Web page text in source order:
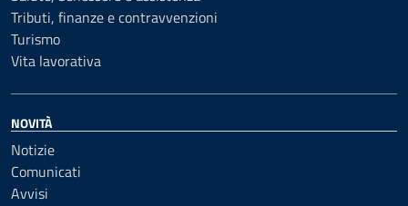
Tributi, finanze e contravvenzioni
Turismo
Vita lavorativa
NOVITÀ
Notizie
Comunicati
Avvisi